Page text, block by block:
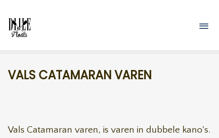
VALS CATAMARAN VAREN
Vals Catamaran varen, is varen in dubbele kano's.